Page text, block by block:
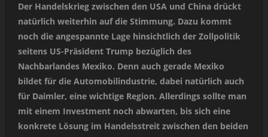
Der Handelskrieg zwischen den USA und China drückt
natürlich weiterhin auf die Stimmung. Dazu kommt
noch die angespannte Lage hinsichtlich der Zollpolitik
seitens US-Präsident Trump bezüglich des
Nachbarlandes Mexiko. Denn auch gerade Mexiko
bildet für die Automobilindustrie, dabei natürlich auch
für Daimler, eine wichtige Region. Allerdings sollte man
mit einem Investment noch abwarten, bis sich eine
konkrete Lösung im Handelsstreit zwischen den beiden